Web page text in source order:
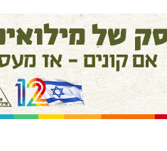
ואפילו יפים יותר!
חן פנקס